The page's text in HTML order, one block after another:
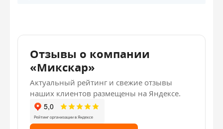
Отзывы о компании
«Микскар»
Актуальный рейтинг и свежие отзывы
наших клиентов размещены на Яндексе.